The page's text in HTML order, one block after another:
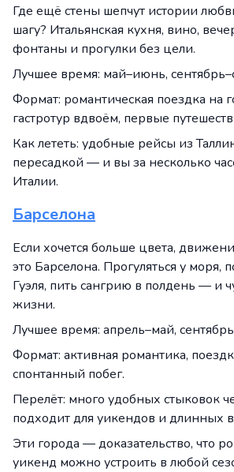
Где ещё стены шепчут истории
шагу? Итальянская кухня, вино,
фонтаны и прогулки без цели.
Лучшее время: май–июнь,
Формат: романтическая поездка на
гастротур вдвоём, первые
Как лететь: удобные рейсы из
пересадкой — и вы за несколько
Италии.
Барселона
Если хочется больше цвета,
это Барселона. Прогуляться у моря,
Гуэля, пить сангрию в полдень — и
жизни.
Лучшее время: апрель–май,
Формат: активная романтика,
спонтанный побег.
Перелёт: много удобных стыковок
подходит для уикендов и длинных
Эти города — доказательство, что
уикенд можно устроить в любой